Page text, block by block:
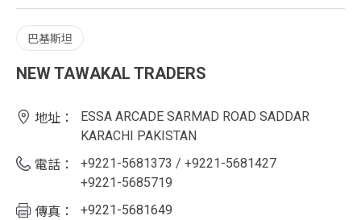
巴基斯坦
NEW TAWAKAL TRADERS
地址：
ESSA ARCADE SARMAD ROAD SADDAR
KARACHI PAKISTAN
電話：
+9221-5681373 / +9221-5681427
+9221-5685719
傳真：
+9221-5681649